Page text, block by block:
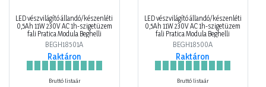
LED vészvilágító állandó/készenléti
0,5Ah 11W 230V AC 1h-szigetüzem
fali Pratica Modula Beghelli
BEGH18501A
Raktáron
Bruttó listaár
LED vészvilágító állandó/készenléti
0,5Ah 11W 230V AC 1h-szigetüzem
fali Pratica Modula Beghelli
BEGH18500A
Raktáron
Bruttó listaár